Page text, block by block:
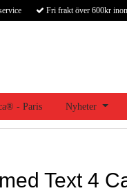
Fri frakt över 600kr
- Paris Nyheter
Text 4